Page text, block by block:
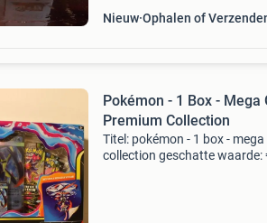
Nieuw Ophalen of
Pokémon - 1 Box - Mega
Premium Collection
Titel: pokémon - 1 box -
collection geschatte waarde: